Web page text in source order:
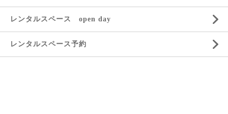
レンタルスペース open day
レンタルスペース予約